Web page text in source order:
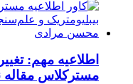
اطلاعیه مهم:
مسترکلاس مقاله نویسی ۱۰۰